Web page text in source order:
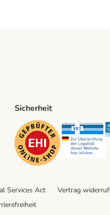
Sicherheit
Security
Services Act Vertrag